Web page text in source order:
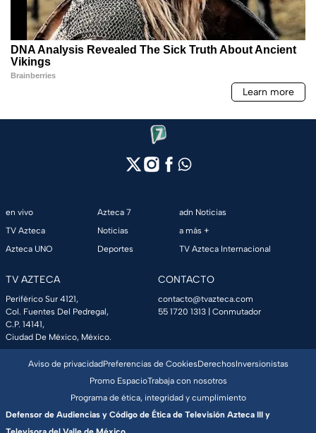
en vivo
TV Azteca
Azteca UNO
Azteca 7
Noticias
Deportes
adn Noticias
a más +
TV Azteca Internacional
TV AZTECA
Periférico Sur 4121,
Col. Fuentes Del Pedregal,
C.P. 14141,
Ciudad De México, México.
CONTACTO
contacto@tvazteca.com
55 1720 1313 | Conmutador
Aviso de privacidadPreferencias de CookiesDerechosInversionistas
Promo EspacioTrabaja con nosotros
Programa de ética, integridad y cumplimiento
Defensor de Audiencias y Código de Ética de Televisión Azteca III y